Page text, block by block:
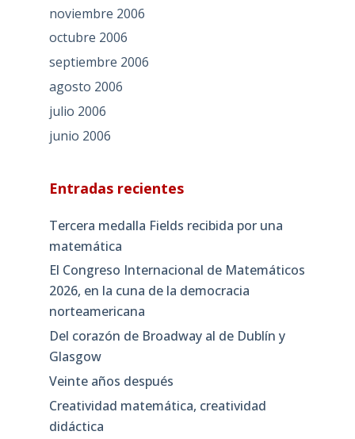
noviembre 2006
octubre 2006
septiembre 2006
agosto 2006
julio 2006
junio 2006
Entradas recientes
Tercera medalla Fields recibida por una
matemática
El Congreso Internacional de Matemáticos
2026, en la cuna de la democracia
norteamericana
Del corazón de Broadway al de Dublín y
Glasgow
Veinte años después
Creatividad matemática, creatividad
didáctica